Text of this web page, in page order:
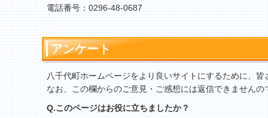
電話番号：0296-48-0687
アンケート
八千代町ホームページをより良いサイトにするために、
なお、この欄からのご意見・ご感想には返信できませんの
Q.このページはお役に立ちましたか？